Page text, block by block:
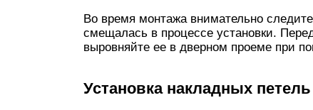
Во время монтажа внимательно
смещалась в процессе установки.
выровняйте ее в дверном проеме при
Установка накладных петель